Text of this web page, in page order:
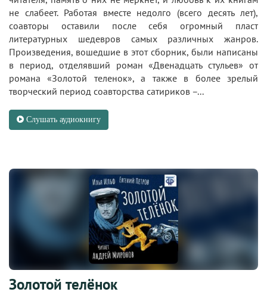
не слабеет. Работая вместе недолго (всего десять лет),
соавторы оставили после себя огромный пласт
литературных шедевров самых различных жанров.
Произведения, вошедшие в этот сборник, были написаны
в период, отделявший роман «Двенадцать стульев» от
романа «Золотой теленок», а также в более зрелый
творческий период соавторства сатириков –...
Слушать аудиокнигу
Золотой телёнок